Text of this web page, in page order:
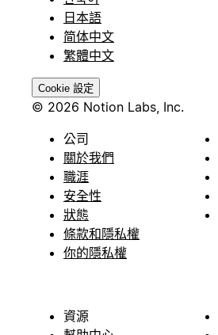
日本語
简体中文
繁體中文
Cookie 設定
© 2026 Notion Labs, Inc.
公司
關於我們
職涯
安全性
狀態
條款和隱私權
你的隱私權
資源